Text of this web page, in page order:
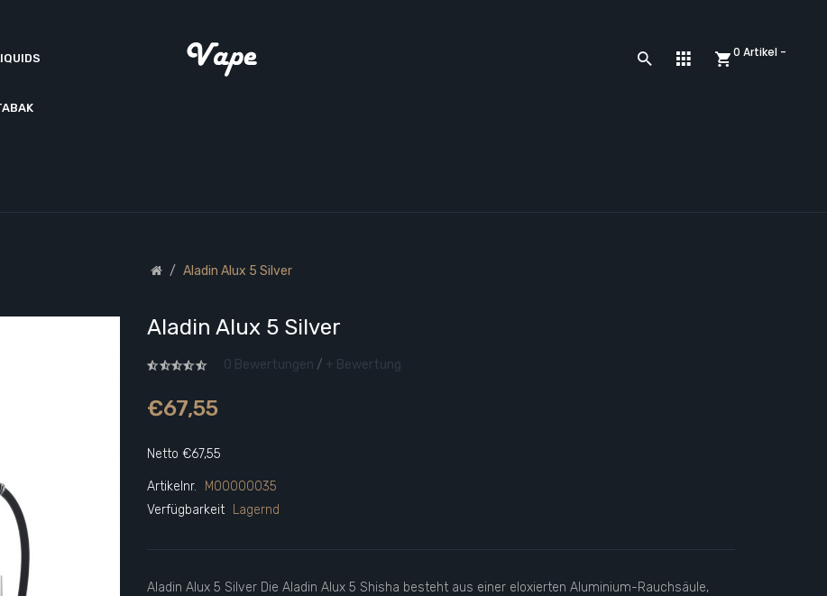
0 Artikel -
Aladin Alux 5 Silver
Aladin Alux 5 Silver
0 Bewertungen / + Bewertung
€67,55
Netto €67,55
Artikelnr.
M00000035
Verfügbarkeit
Lagernd
Aladin Alux 5 Silver Die Aladin Alux 5 Shisha besteht aus einer eloxierten Aluminium-Rauchsäule,